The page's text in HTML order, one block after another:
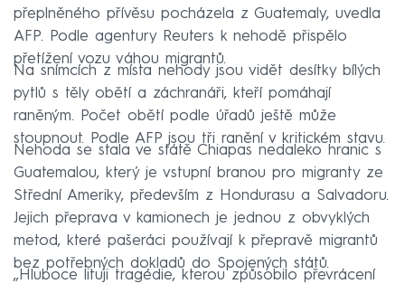
přeplněného přívěsu pocházela z Guatemaly, uvedla
AFP. Podle agentury Reuters k nehodě přispělo
přetížení vozu váhou migrantů.
Na snímcích z místa nehody jsou vidět desítky bílých
pytlů s těly obětí a záchranáři, kteří pomáhají
raněným. Počet obětí podle úřadů ještě může
stoupnout. Podle AFP jsou tři ranění v kritickém stavu.
Nehoda se stala ve státě Chiapas nedaleko hranic s
Guatemalou, který je vstupní branou pro migranty ze
Střední Ameriky, především z Hondurasu a Salvadoru.
Jejich přeprava v kamionech je jednou z obvyklých
metod, které pašeráci používají k přepravě migrantů
bez potřebných dokladů do Spojených států.
„Hluboce lituji tragédie, kterou způsobilo převrácení